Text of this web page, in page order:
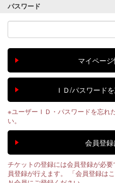
パスワード
※ユーザーＩＤ・パスワードを忘れ
い。
チケットの登録には会員登録が必
員登録が行えます。 「会員登録は